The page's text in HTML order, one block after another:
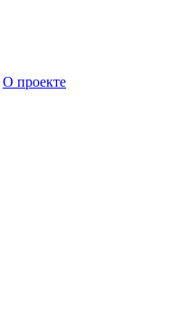
О проекте